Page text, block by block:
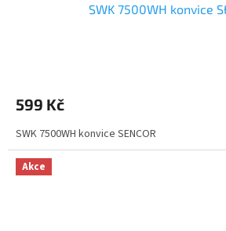
SWK 7500WH konvice
599 Kč
SWK 7500WH konvice SENCOR
Akce